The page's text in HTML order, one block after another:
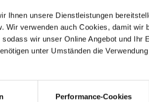
Ihnen unsere Dienstleistungen
Wir verwenden auch Cookies, damit wir
wir unser Online Angebot und Ihr
unter Umständen die
Performance-Cookies